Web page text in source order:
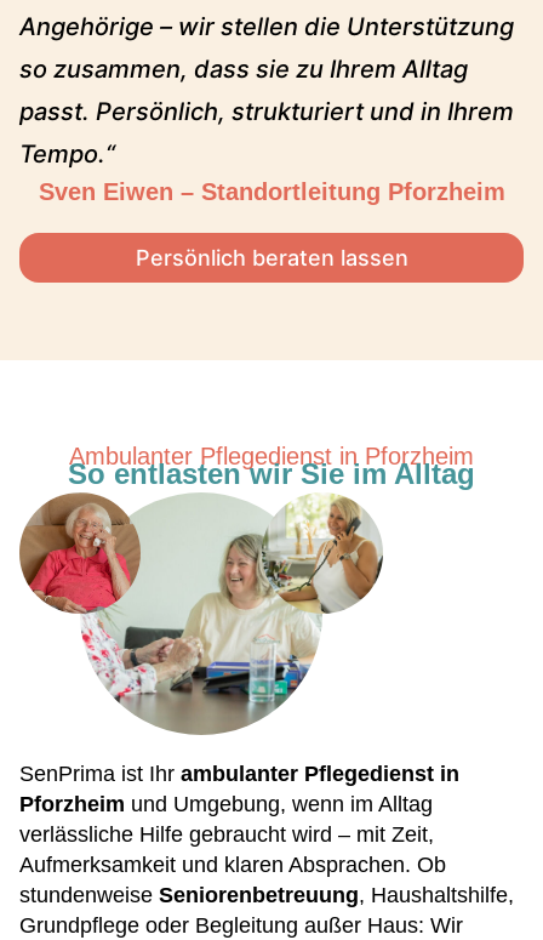
Angehörige – wir stellen die Unterstützung
so zusammen, dass sie zu Ihrem Alltag
passt. Persönlich, strukturiert und in Ihrem
Tempo.“
Sven Eiwen – Standortleitung Pforzheim
Persönlich beraten lassen
Ambulanter Pflegedienst in Pforzheim
So entlasten wir Sie im Alltag
SenPrima ist Ihr ambulanter Pflegedienst in
Pforzheim und Umgebung, wenn im Alltag
verlässliche Hilfe gebraucht wird – mit Zeit,
Aufmerksamkeit und klaren Absprachen. Ob
stundenweise Seniorenbetreuung, Haushaltshilfe,
Grundpflege oder Begleitung außer Haus: Wir